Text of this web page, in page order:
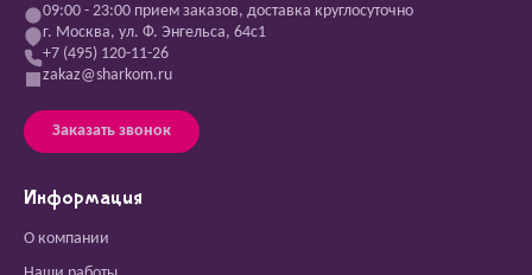
09:00 - 23:00 прием заказов, доставка круглосуточно
г. Москва, ул. Ф. Энгельса, 64с1
+7 (495) 120-11-26
zakaz@sharkom.ru
Заказать звонок
Информация
О компании